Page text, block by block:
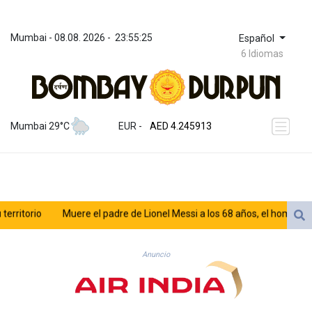
Mumbai - 08.08. 2026 - 23:55:25 Español
6 Idiomas
Mumbai 29°C EUR -
ZWL 372.275202
AED 4.245913
AFN 76.887634
ARS 1724.882567
AUD 1.638747
AZN 1.97002
BAM 1.955776
BBD 2.321671
BDT 142.688227
Muere el padre de Lionel Messi a los 68 años, el hombre
Anuncio